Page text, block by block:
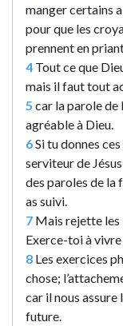
manger certains
pour que les
prennent en
4 Tout ce que
mais il faut tout
5 car la parole de
agréable à Dieu.
6Si tu donnes
serviteur de
des paroles de la
as suivi.
7 Mais rejette les
Exerce-toi à vivre
8 Les exercices
chose;
car il nous
future.